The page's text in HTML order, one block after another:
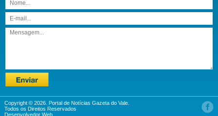
Copyright © 2026. Portal de Notícias Gazeta do Vale.
Todos os Direitos Reservados
Desenvolvedor Web